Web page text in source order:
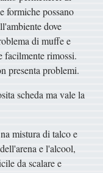
formiche possano
dove
di muffe e
facilmente rimossi.
presenta problemi.
scheda ma vale la
mistura di talco e
e l'alcool,
da scalare e